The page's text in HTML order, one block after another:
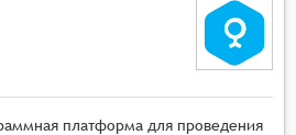
платформа для проведения